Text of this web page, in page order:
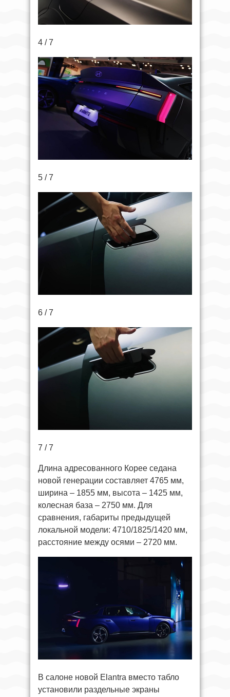
4 / 7
5 / 7
6 / 7
7 / 7
Длина адресованного Корее седана
новой генерации составляет 4765 мм,
ширина – 1855 мм, высота – 1425 мм,
колесная база – 2750 мм. Для
сравнения, габариты предыдущей
локальной модели: 4710/1825/1420 мм,
расстояние между осями – 2720 мм.
В салоне новой Elantra вместо табло
установили раздельные экраны